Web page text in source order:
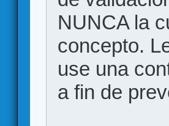
NUNCA la
concepto.
use una
a fin de